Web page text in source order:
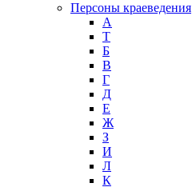
Персоны краеведения
А
T
Б
В
Г
Д
Е
Ж
З
И
Л
К